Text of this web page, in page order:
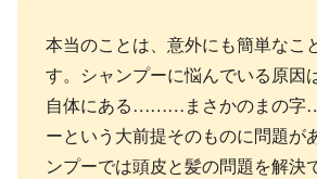
本当のことは、意外にも簡単なこ
す。シャンプーに悩んでいる原因
自体にある………まさかのまの
ーという大前提そのものに問題が
ンプーでは頭皮と髪の問題を解決